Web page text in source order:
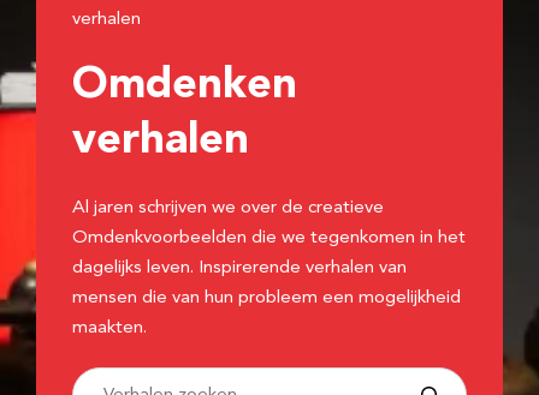
verhalen
Omdenken
verhalen
Al jaren schrijven we over de creatieve
Omdenkvoorbeelden die we tegenkomen in het
dagelijks leven. Inspirerende verhalen van
mensen die van hun probleem een mogelijkheid
maakten.